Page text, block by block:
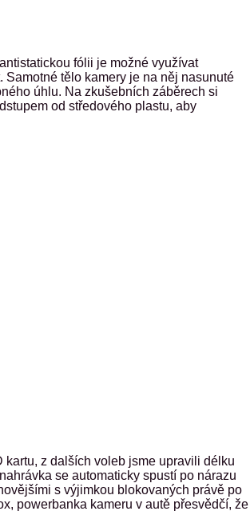
fólii je možné využívat
tělo kamery je na něj nasunuté
úhlu. Na zkušebních záběrech si
od středového plastu, aby
kartu, z dalších voleb jsme upravili délku
se automaticky spustí po nárazu
s výjimkou blokovaných právě po
powerbanka kameru v autě přesvědčí, že